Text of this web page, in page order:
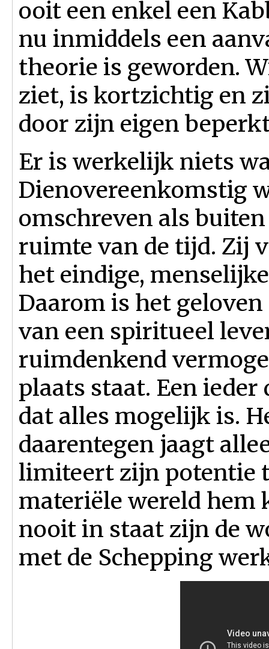
ooit een enkel een
nu inmiddels een
theorie is geworden.
ziet, is kortzichtig en
door zijn eigen
Er is werkelijk niets
Dienovereenkomstig
omschreven als
ruimte van de tijd. Zij
het eindige,
Daarom is het
van een spiritueel
ruimdenkend
plaats staat. Een
dat alles mogelijk is.
daarentegen jaagt
limiteert zijn potentie
materiële wereld hem
nooit in staat zijn de
met de Schepping